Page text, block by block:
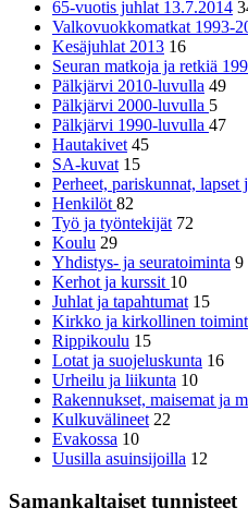
65-vuotis juhlat 13.7.2014
Valkovuokkomatkat 1993-
Kesäjuhlat 2013 16
Seuran matkoja ja retkiä
Pälkjärvi 2010-luvulla 49
Pälkjärvi 2000-luvulla 5
Pälkjärvi 1990-luvulla 47
Hautakivet 45
SA-kuvat 15
Perheet, pariskunnat, lapset
Henkilöt82
Työ ja työntekijät 72
Koulu 29
Yhdistys- ja seuratoiminta 9
Kerhot ja kurssit 10
Juhlat ja tapahtumat 15
Kirkko ja kirkollinen
Rippikoulu 15
Lotat ja suojeluskunta 16
Urheilu ja liikunta 10
Rakennukset, maisemat ja
Kulkuvälineet 22
Evakossa 10
Uusilla asuinsijoilla 12
Samankaltaiset tunnisteet